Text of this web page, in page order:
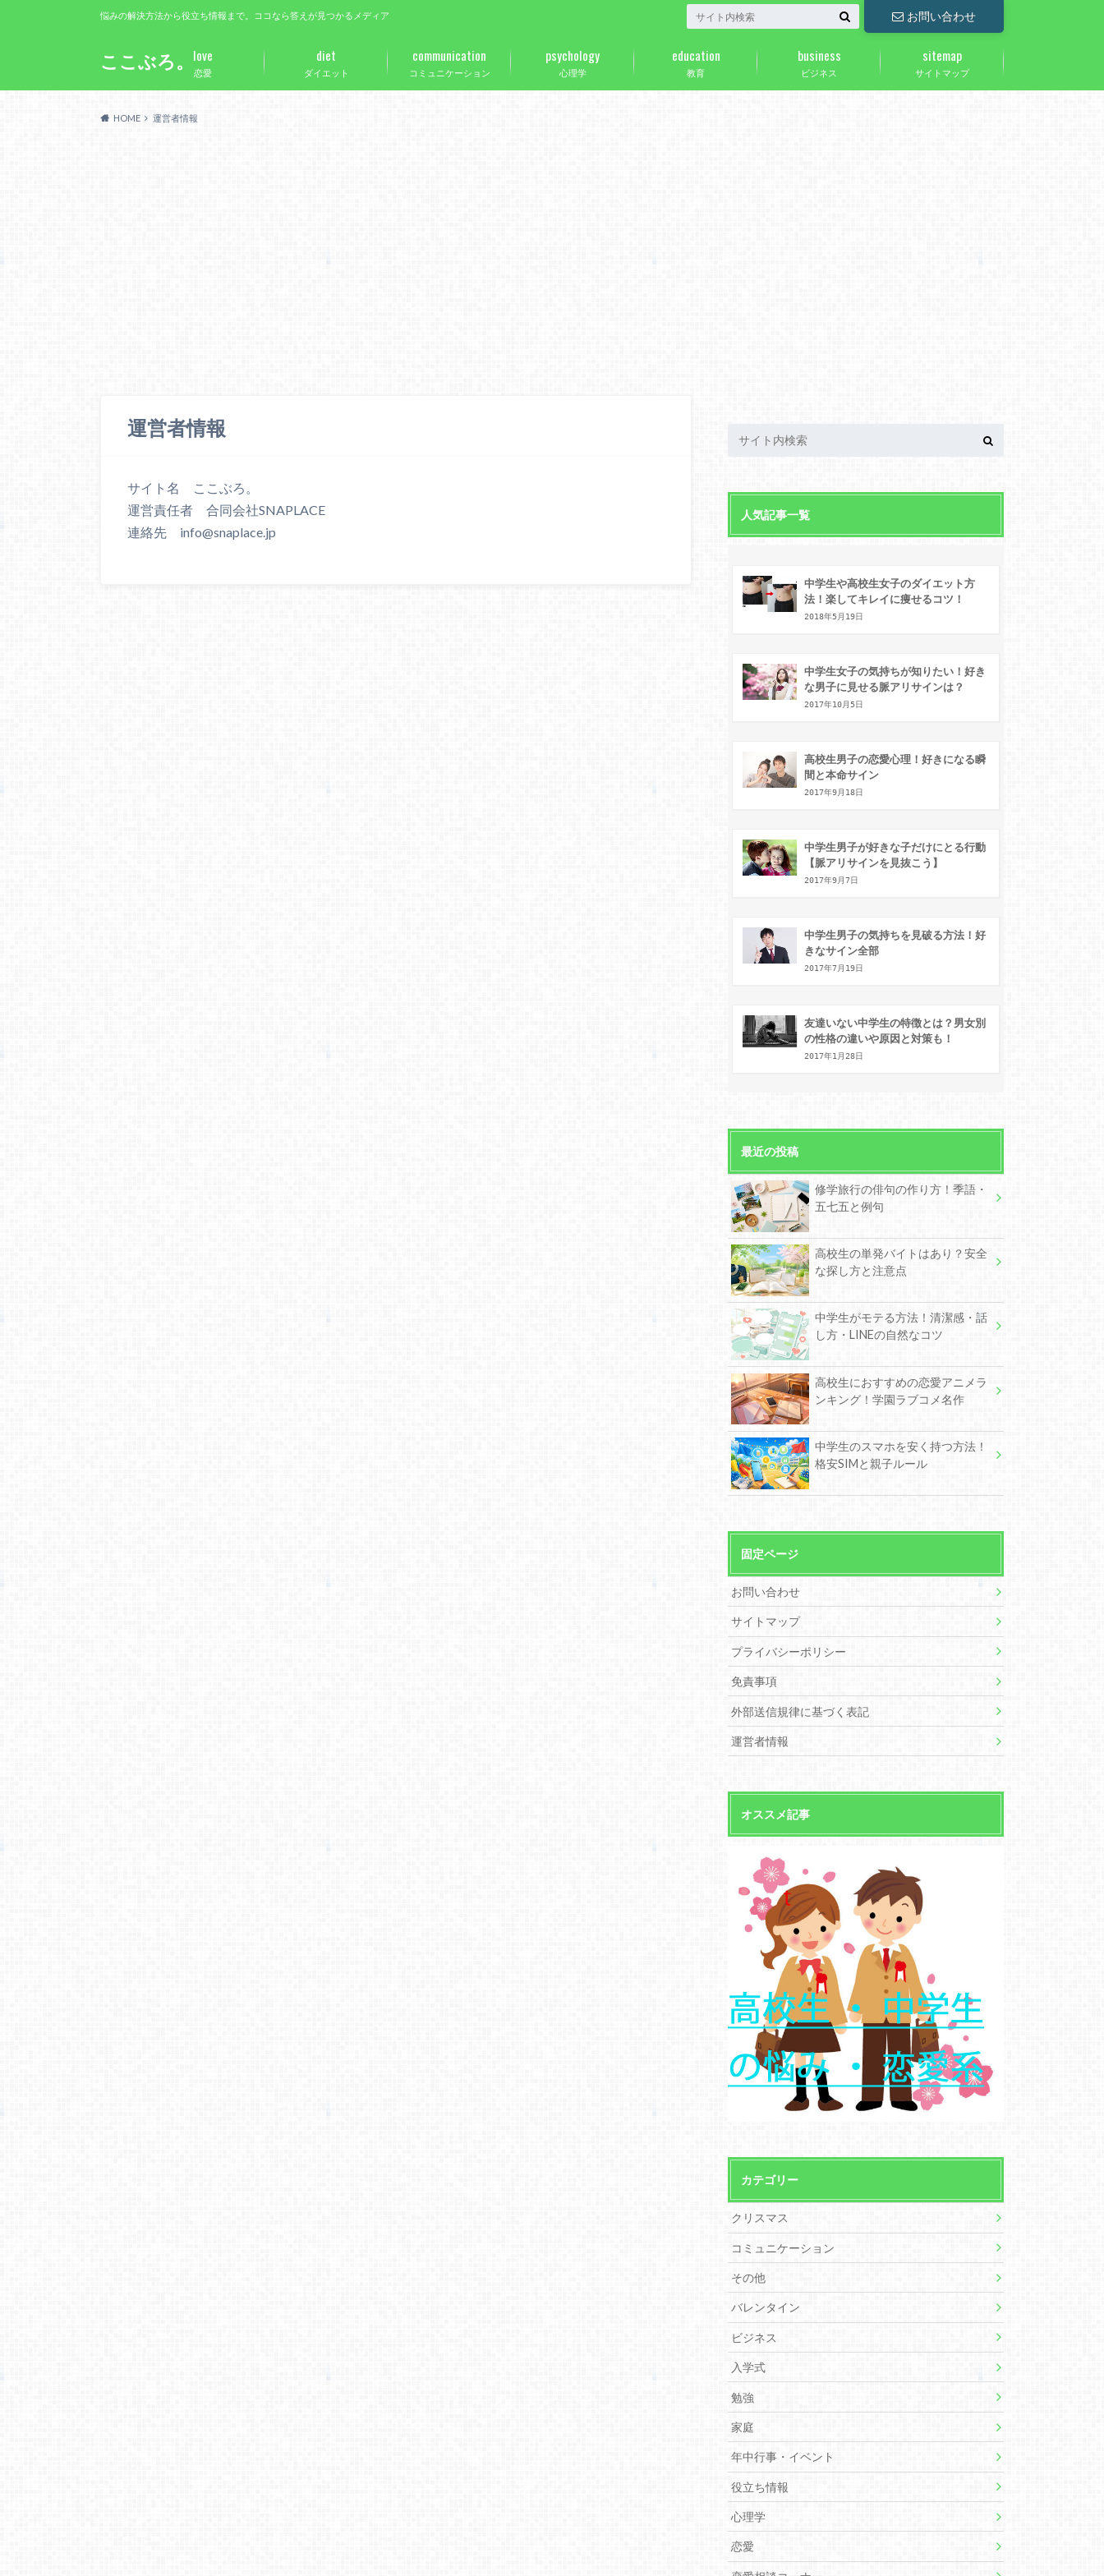
ここぶろ。
悩みの解決方法から役立ち情報まで。ココなら答えが見つかるメディア お問い合わせ
恋愛
love
ダイエット
diet
コミュニケーション
communication
心理学
psychology
教育
education
ビジネス
business
サイトマップ
sitemap
HOME 運営者情報
運営者情報
サイト名 ここぶろ。
運営責任者 合同会社SNAPLACE
連絡先 info@snaplace.jp
人気記事一覧
中学生や高校生女子のダイエット方
法！楽してキレイに痩せるコツ！
2018年5月19日
中学生女子の気持ちが知りたい！好き
な男子に見せる脈アリサインは？
2017年10月5日
高校生男子の恋愛心理！好きになる瞬
間と本命サイン
2017年9月18日
中学生男子が好きな子だけにとる行動
【脈アリサインを見抜こう】
2017年9月7日
中学生男子の気持ちを見破る方法！好
きなサイン全部
2017年7月19日
友達いない中学生の特徴とは？男女別
の性格の違いや原因と対策も！
2017年1月28日
最近の投稿
修学旅行の俳句の作り方！季語・
五七五と例句
高校生の単発バイトはあり？安全
な探し方と注意点
中学生がモテる方法！清潔感・話
し方・LINEの自然なコツ
高校生におすすめの恋愛アニメラ
ンキング！学園ラブコメ名作
中学生のスマホを安く持つ方法！
格安SIMと親子ルール
固定ページ
お問い合わせ
サイトマップ
プライバシーポリシー
免責事項
外部送信規律に基づく表記
運営者情報
オススメ記事
カテゴリー
クリスマス
コミュニケーション
その他
バレンタイン
ビジネス
入学式
勉強
家庭
年中行事・イベント
役立ち情報
心理学
恋愛